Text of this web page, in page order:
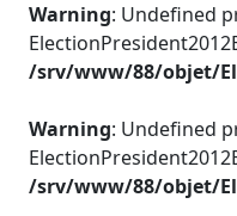
Warning: Undefined
/srv/www/88/objet/
Warning: Undefined
/srv/www/88/objet/